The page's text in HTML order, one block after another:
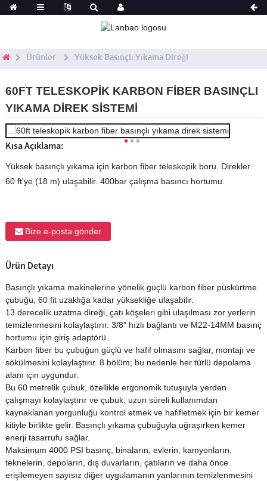
Ürünler Yüksek Basınçlı Yıkama Direği
60FT TELESKOPIK KARBON FIBER BASINÇLI
YIKAMA DIREK SISTEMI
Kısa Açıklama:
Yüksek basınçlı yıkama için karbon fiber teleskopik boru. Direkler
60 ft'ye (18 m) ulaşabilir. 400bar çalışma basıncı hortumu.
Bize e-posta gönder
Ürün Detayı
Basınçlı yıkama makinelerine yönelik güçlü karbon fiber püskürtme
çubuğu, 60 fit uzaklığa kadar yüksekliğe ulaşabilir.
13 derecelik uzatma direği, çatı köşeleri gibi ulaşılması zor yerlerin
temizlenmesini kolaylaştırır. 3/8″ hızlı bağlantı ve M22-14MM basınç
hortumu için giriş adaptörü.
Karbon fiber bu çubuğun güçlü ve hafif olmasını sağlar, montajı ve
sökülmesini kolaylaştırır. 8 bölüm; bu nedenle her türlü depolama
alanı için uygundur.
Bu 60 metrelik çubuk, özellikle ergonomik tutuşuyla yerden
çalışmayı kolaylaştırır ve çubuk, uzun süreli kullanımdan
kaynaklanan yorgunluğu kontrol etmek ve hafifletmek için bir kemer
kitiyle birlikte gelir. Basınçlı yıkama çubuğuyla uğraşırken kemer
enerji tasarrufu sağlar.
Maksimum 4000 PSI basınç, binaların, evlerin, kamyonların,
teknelerin, depoların, dış duvarların, çatıların ve daha önce
erişilemeyen sayısız diğer uygulamanın yanlarının temizlenmesini